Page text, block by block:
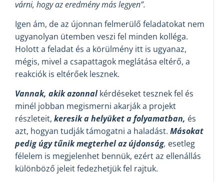
várni, hogy az eredmény más legyen”.
Igen ám, de az újonnan felmerülő feladatokat nem
ugyanolyan ütemben veszi fel minden kolléga.
Holott a feladat és a körülmény itt is ugyanaz,
mégis, mivel a csapattagok meglátása eltérő, a
reakciók is eltérőek lesznek.
Vannak, akik azonnalkérdéseket tesznek fel és
minél jobban megismerni akarják a projekt
részleteit, keresik a helyüket a folyamatban, és
azt, hogyan tudják támogatni a haladást. Másokat
pedig úgy tűnik megterhel az újdonság, esetleg
félelem is megjelenhet bennük, ezért az ellenállás
különböző jeleit fedezhetjük fel rajtuk.